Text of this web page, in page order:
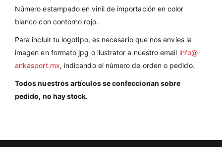
Número estampado en vinil de importación en color
blanco con contorno rojo.
Para incluir tu logotipo, es necesario que nos envíes la
imagen en formato jpg o ilustrator a nuestro email info@
ankasport.mx, indicando el número de orden o pedido.
Todos nuestros artículos se confeccionan sobre
pedido, no hay stock.